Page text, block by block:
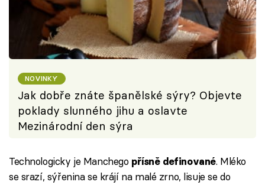
NOVINKY
Jak dobře znáte španělské sýry? Objevte
poklady slunného jihu a oslavte
Mezinárodní den sýra
Technologicky je Manchego přísně definované. Mléko
se srazí, sýřenina se krájí na malé zrno, lisuje se do